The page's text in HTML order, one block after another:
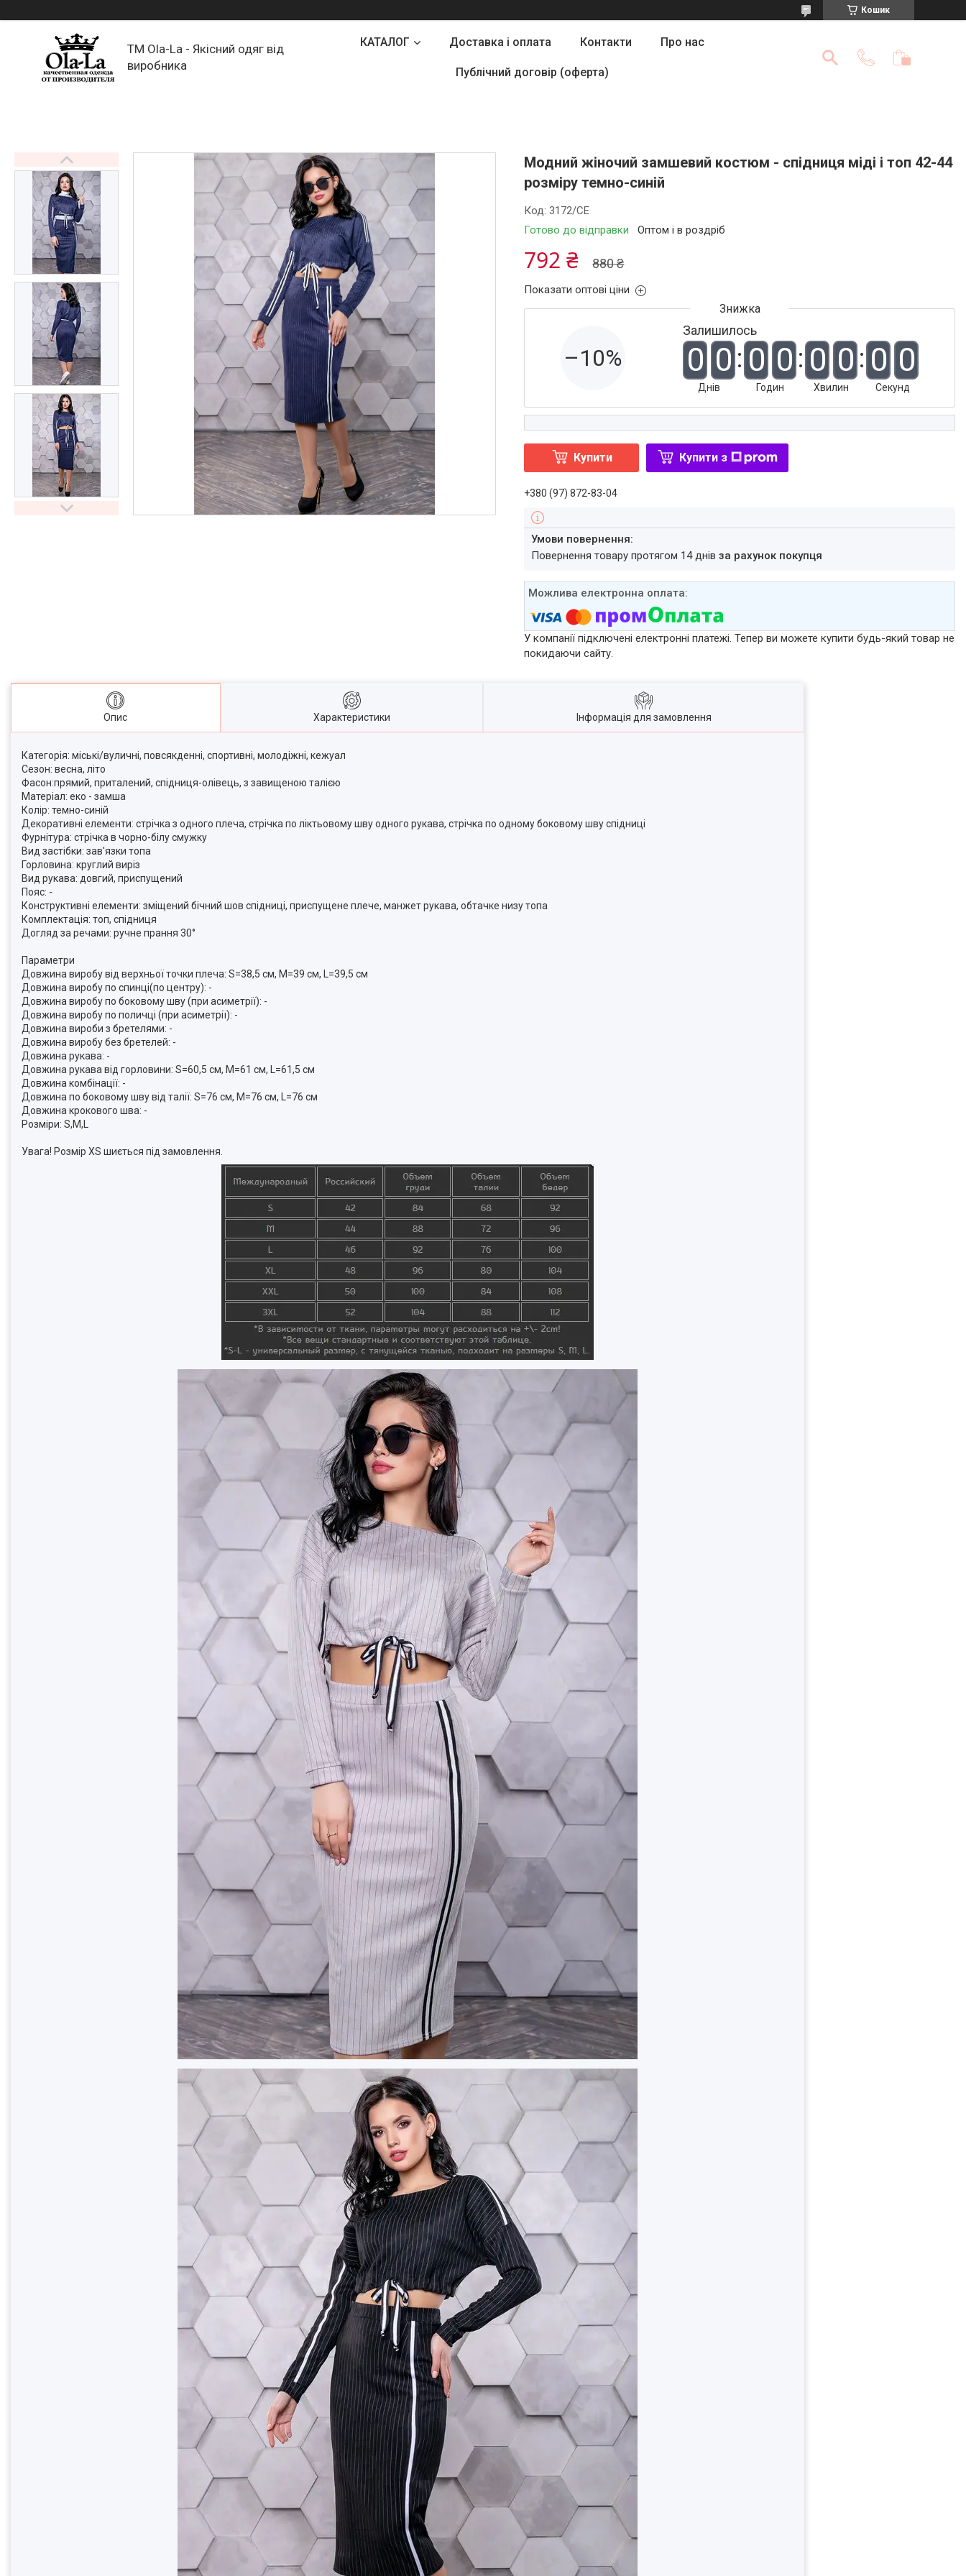
Кошик
TM Ola-La - Якісний одяг від
виробника
КАТАЛОГ Доставка і оплата Контакти Про нас
Публічний договір (оферта)
Модний жіночий замшевий костюм - спідниця міді і топ 42-44
розміру темно-синій
Готово до відправки Оптом і в роздріб
Код:3172/СЕ
880 ₴
792 ₴
Показати оптові ціни
–10%
Залишилось
0 0
Днів
0 0
Годин
0 0
Хвилин
0 0
Секунд
Купити Купити з
+380 (97) 872-83-04
повернення товару протягом 14 днівза рахунок покупця
У компанії підключені електронні платежі. Тепер ви можете купити будь-який товар не
покидаючи сайту.
Опис Характеристики Інформація для замовлення
Категорія: міські/вуличні, повсякденні, спортивні, молодіжні, кежуал
Сезон: весна, літо
Фасон:прямий, приталений, спідниця-олівець, з завищеною талією
Матеріал: еко - замша
Колір: темно-синій
Декоративні елементи: стрічка з одного плеча, стрічка по ліктьовому шву одного рукава, стрічка по одному боковому шву спідниці
Фурнітура: стрічка в чорно-білу смужку
Вид застібки: зав'язки топа
Горловина: круглий виріз
Вид рукава: довгий, приспущений
Пояс: -
Конструктивні елементи: зміщений бічний шов спідниці, приспущене плече, манжет рукава, обтачке низу топа
Комплектація: топ, спідниця
Догляд за речами: ручне прання 30°
Параметри
Довжина виробу від верхньої точки плеча: S=38,5 см, M=39 см, L=39,5 см
Довжина виробу по спинці(по центру): -
Довжина виробу по боковому шву (при асиметрії): -
Довжина виробу по поличці (при асиметрії): -
Довжина вироби з бретелями: -
Довжина виробу без бретелей: -
Довжина рукава: -
Довжина рукава від горловини: S=60,5 см, M=61 см, L=61,5 см
Довжина комбінації: -
Довжина по боковому шву від талії: S=76 см, M=76 см, L=76 см
Довжина крокового шва: -
Розміри: S,M,L
Увага! Розмір XS шиється під замовлення.